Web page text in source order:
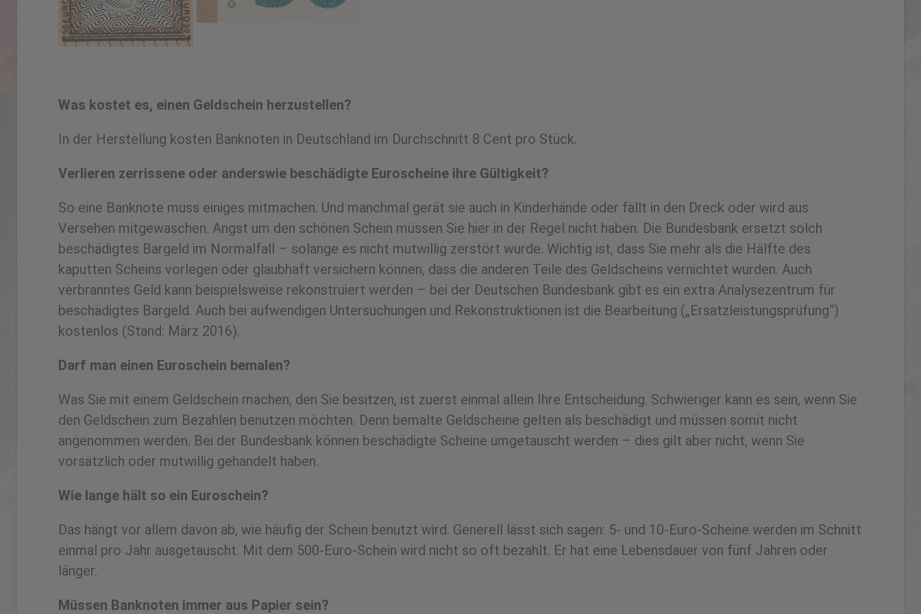
Was kostet es, einen Geldschein herzustellen?
In der Herstellung kosten Banknoten in Deutschland im Durchschnitt 8 Cent pro Stück.
Verlieren zerrissene oder anderswie beschädigte Euroscheine ihre Gültigkeit?
So eine Banknote muss einiges mitmachen. Und manchmal gerät sie auch in Kinderhände oder fällt in den Dreck oder wird aus
Versehen mitgewaschen. Angst um den schönen Schein müssen Sie hier in der Regel nicht haben. Die Bundesbank ersetzt solch
beschädigtes Bargeld im Normalfall – solange es nicht mutwillig zerstört wurde. Wichtig ist, dass Sie mehr als die Hälfte des
kaputten Scheins vorlegen oder glaubhaft versichern können, dass die anderen Teile des Geldscheins vernichtet wurden. Auch
verbranntes Geld kann beispielsweise rekonstruiert werden – bei der Deutschen Bundesbank gibt es ein extra Analysezentrum für
beschädigtes Bargeld. Auch bei aufwendigen Untersuchungen und Rekonstruktionen ist die Bearbeitung („Ersatzleistungsprüfung“)
kostenlos (Stand: März 2016).
Darf man einen Euroschein bemalen?
Was Sie mit einem Geldschein machen, den Sie besitzen, ist zuerst einmal allein Ihre Entscheidung. Schwieriger kann es sein, wenn Sie
den Geldschein zum Bezahlen benutzen möchten. Denn bemalte Geldscheine gelten als beschädigt und müssen somit nicht
angenommen werden. Bei der Bundesbank können beschädigte Scheine umgetauscht werden – dies gilt aber nicht, wenn Sie
vorsätzlich oder mutwillig gehandelt haben.
Wie lange hält so ein Euroschein?
Das hängt vor allem davon ab, wie häufig der Schein benutzt wird. Generell lässt sich sagen: 5- und 10-Euro-Scheine werden im Schnitt
einmal pro Jahr ausgetauscht. Mit dem 500-Euro-Schein wird nicht so oft bezahlt. Er hat eine Lebensdauer von fünf Jahren oder
länger.
Müssen Banknoten immer aus Papier sein?